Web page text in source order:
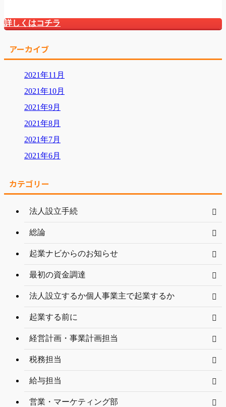
詳しくはコチラ
アーカイブ
2021年11月
2021年10月
2021年9月
2021年8月
2021年7月
2021年6月
カテゴリー
法人設立手続
総論
起業ナビからのお知らせ
最初の資金調達
法人設立するか個人事業主で起業するか
起業する前に
経営計画・事業計画担当
税務担当
給与担当
営業・マーケティング部